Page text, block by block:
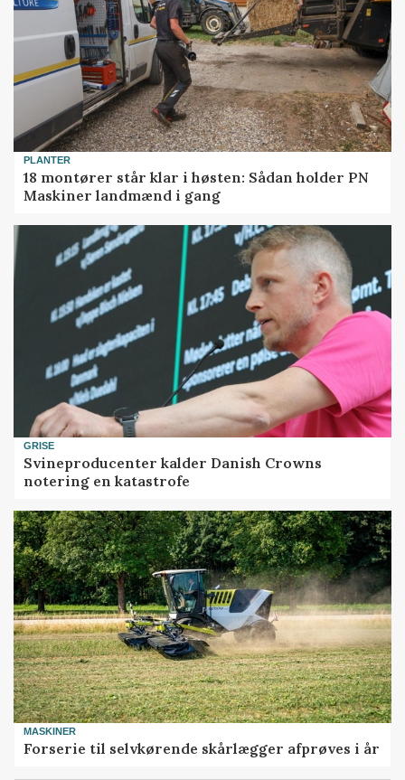
PLANTER
18 montører står klar i høsten: Sådan holder PN
Maskiner landmænd i gang
GRISE
Svineproducenter kalder Danish Crowns
notering en katastrofe
MASKINER
Forserie til selvkørende skårlægger afprøves i år